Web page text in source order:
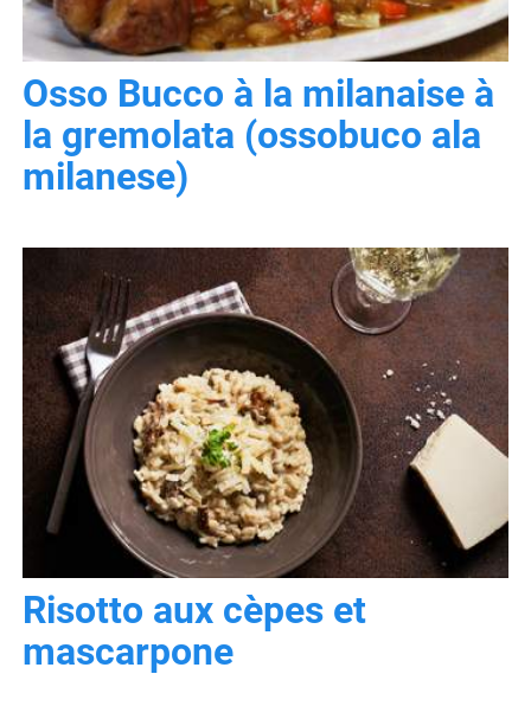
Osso Bucco à la milanaise à
la gremolata (ossobuco ala
milanese)
Risotto aux cèpes et
mascarpone